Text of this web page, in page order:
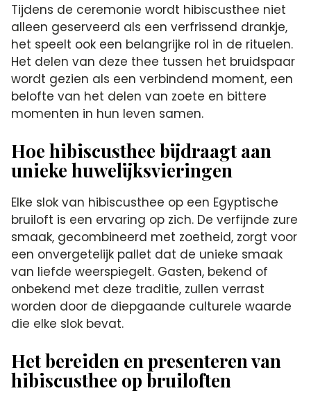
Tijdens de ceremonie wordt hibiscusthee niet
alleen geserveerd als een verfrissend drankje,
het speelt ook een belangrijke rol in de rituelen.
Het delen van deze thee tussen het bruidspaar
wordt gezien als een verbindend moment, een
belofte van het delen van zoete en bittere
momenten in hun leven samen.
Hoe hibiscusthee bijdraagt aan
unieke huwelijksvieringen
Elke slok van hibiscusthee op een Egyptische
bruiloft is een ervaring op zich. De verfijnde zure
smaak, gecombineerd met zoetheid, zorgt voor
een onvergetelijk pallet dat de unieke smaak
van liefde weerspiegelt. Gasten, bekend of
onbekend met deze traditie, zullen verrast
worden door de diepgaande culturele waarde
die elke slok bevat.
Het bereiden en presenteren van
hibiscusthee op bruiloften